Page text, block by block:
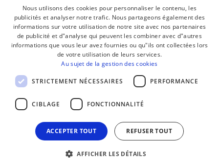
BASQUE
FRENCH
Nous utilisons des cookies pour personnaliser le contenu, les
publicités et analyser notre trafic. Nous partageons également des
informations sur votre utilisation de notre site avec nos partenaires
de publicité et d"analyse qui peuvent les combiner avec d"autres
informations que vous leur avez fournies ou qu"ils ont collectées lors
de votre utilisation de leurs services.
Au sujet de la gestion des cookies
STRICTEMENT NÉCESSAIRES PERFORMANCE
CIBLAGE FONCTIONNALITÉ
ACCEPTER TOUT REFUSER TOUT
AFFICHER LES DÉTAILS